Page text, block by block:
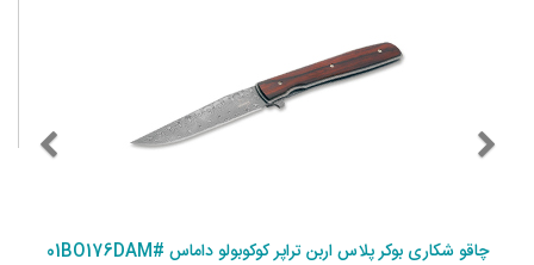
چاقو شکاری بوکر پلاس اربن تراپر کوکوبولو داماس #01BO176DAM